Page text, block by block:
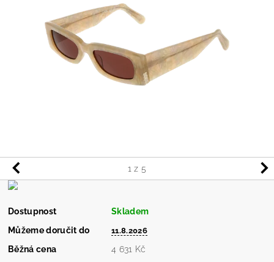
1 z 5
Dostupnost
Skladem
Můžeme doručit do
11.8.2026
Běžná cena
4 631 Kč